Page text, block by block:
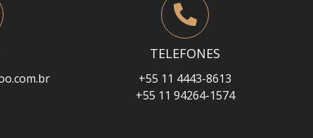
TELEFONES
+55 11 4443-8613
+55 11 94264-1574